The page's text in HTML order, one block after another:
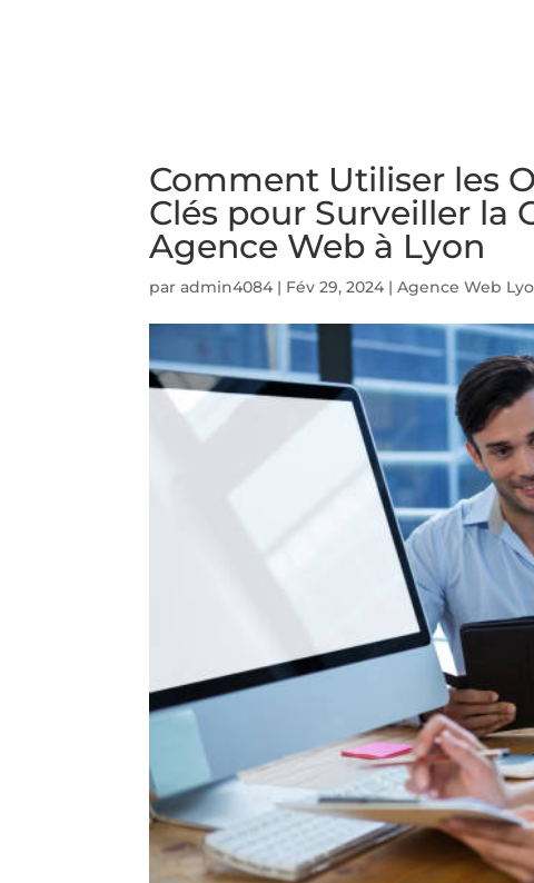
Comment Utiliser les
Clés pour Surveiller la
Agence Web à Lyon
paradmin4084 | Fév 29, 2024 |Agence Web